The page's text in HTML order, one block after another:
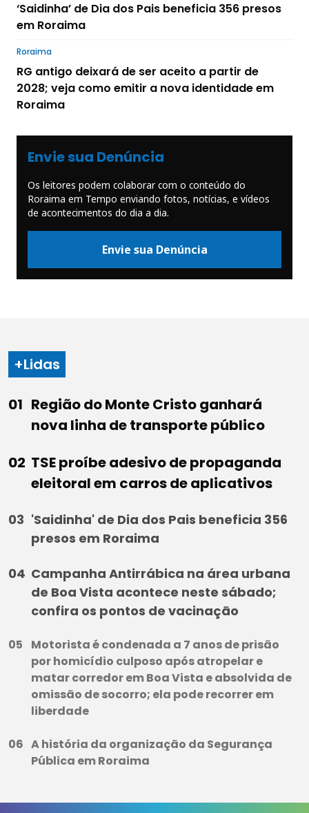
‘Saidinha’ de Dia dos Pais beneficia 356 presos
em Roraima
Roraima
RG antigo deixará de ser aceito a partir de
2028; veja como emitir a nova identidade em
Roraima
Envie sua Denúncia
Os leitores podem colaborar com o conteúdo do
Roraima em Tempo enviando fotos, notícias, e vídeos
de acontecimentos do dia a dia.
Envie sua Denúncia
+Lidas
Região do Monte Cristo ganhará
nova linha de transporte público
TSE proíbe adesivo de propaganda
eleitoral em carros de aplicativos
'Saidinha' de Dia dos Pais beneficia 356
presos em Roraima
Campanha Antirrábica na área urbana
de Boa Vista acontece neste sábado;
confira os pontos de vacinação
Motorista é condenada a 7 anos de prisão
por homicídio culposo após atropelar e
matar corredor em Boa Vista e absolvida de
omissão de socorro; ela pode recorrer em
liberdade
A história da organização da Segurança
Pública em Roraima